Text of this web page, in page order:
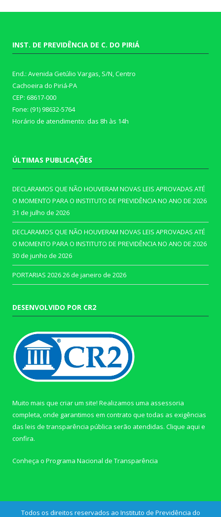
INST. DE PREVIDÊNCIA DE C. DO PIRIÁ
End.: Avenida Getúlio Vargas, S/N, Centro
Cachoeira do Piriá-PA
CEP: 68617-000
Fone: (91) 98632-5764
Horário de atendimento: das 8h às 14h
ÚLTIMAS PUBLICAÇÕES
DECLARAMOS QUE NÃO HOUVERAM NOVAS LEIS APROVADAS ATÉ
O MOMENTO PARA O INSTITUTO DE PREVIDÊNCIA NO ANO DE 2026
31 de julho de 2026
DECLARAMOS QUE NÃO HOUVERAM NOVAS LEIS APROVADAS ATÉ
O MOMENTO PARA O INSTITUTO DE PREVIDÊNCIA NO ANO DE 2026
30 de junho de 2026
PORTARIAS 202626 de janeiro de 2026
DESENVOLVIDO POR CR2
Muito mais que criar um site! Realizamos uma assessoria
completa, onde garantimos em contrato que todas as exigências
das leis de transparência pública serão atendidas. Clique aqui e
confira.
Conheça o Programa Nacional de Transparência
Todos os direitos reservados ao Instituto de Previdência do